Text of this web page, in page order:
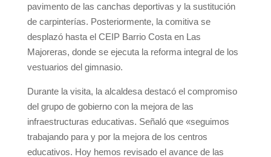
pavimento de las canchas deportivas y la sustitución
de carpinterías. Posteriormente, la comitiva se
desplazó hasta el CEIP Barrio Costa en Las
Majoreras, donde se ejecuta la reforma integral de los
vestuarios del gimnasio.
Durante la visita, la alcaldesa destacó el compromiso
del grupo de gobierno con la mejora de las
infraestructuras educativas. Señaló que «seguimos
trabajando para y por la mejora de los centros
educativos. Hoy hemos revisado el avance de las